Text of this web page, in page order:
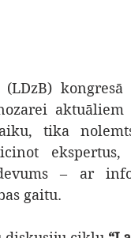
tika
– ar
gaitu.